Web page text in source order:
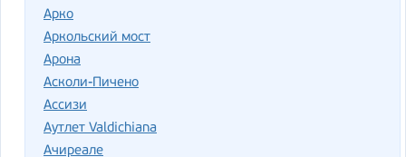
Арко
Аркольский мост
Арона
Асколи-Пичено
Ассизи
Аутлет Valdichiana
Ачиреале